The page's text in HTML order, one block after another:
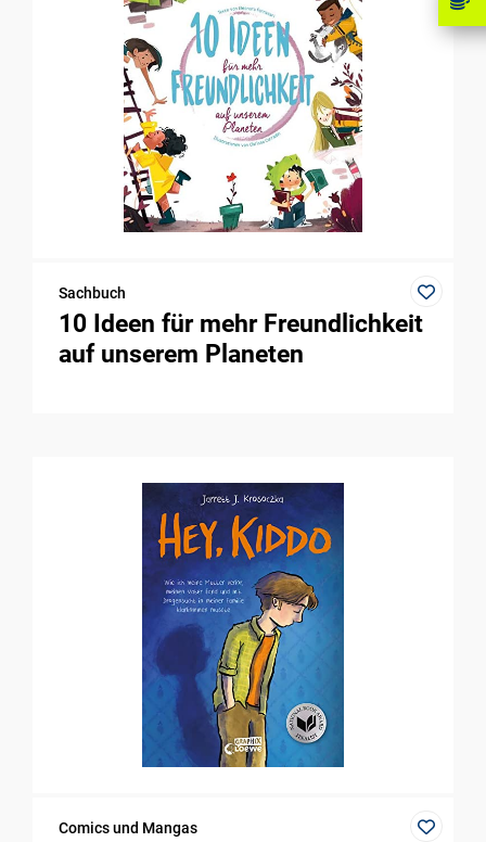
Sachbuch
10 Ideen für mehr Freundlichkeit
auf unserem Planeten
Comics und Mangas